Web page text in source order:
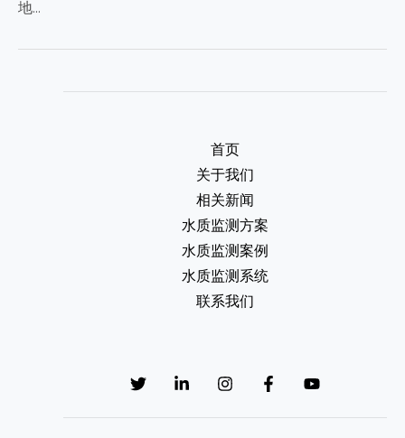
地…
首页
关于我们
相关新闻
水质监测方案
水质监测案例
水质监测系统
联系我们